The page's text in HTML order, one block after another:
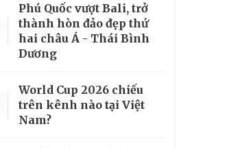
Phú Quốc vượt Bali, trở
thành hòn đảo đẹp thứ
hai châu Á - Thái Bình
Dương
World Cup 2026 chiếu
trên kênh nào tại Việt
Nam?